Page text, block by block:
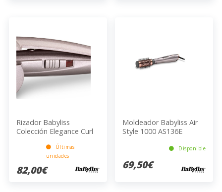
Rizador Babyliss
Colección Elegance Curl
Últimas
unidades
82,00€
Moldeador Babyliss Air
Style 1000 AS136E
Disponible
69,50€